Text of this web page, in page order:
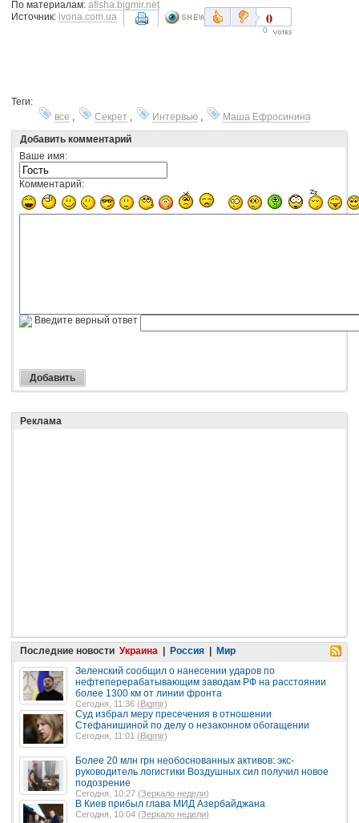
По материалам: afisha.bigmir.net
Источник: ivona.com.ua 0
0
Теги:
все
Секрет Интервью
Маша Ефросинина
Добавить комментарий
Ваше имя:
Комментарий:
Введите верный ответ
Реклама
Последние новости Украина | Россия | Мир
Зеленский сообщил о нанесении ударов по
нефтеперерабатывающим заводам РФ на расстоянии
более 1300 км от линии фронта
Сегодня, 11:36 (Bigmir)
Суд избрал меру пресечения в отношении
Стефанишиной по делу о незаконном обогащении
Сегодня, 11:01 (Bigmir)
Более 20 млн грн необоснованных активов: экс-
руководитель логистики Воздушных сил получил новое
подозрение
Сегодня, 10:27 (Зеркало недели)
В Киев прибыл глава МИД Азербайджана
Сегодня, 10:04 (Зеркало недели)